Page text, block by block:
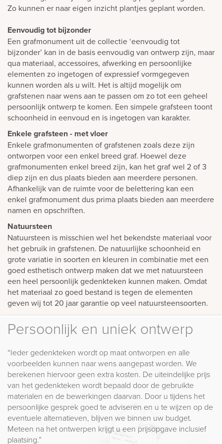
Zo kunnen er naar eigen inzicht plantjes geplant worden.
Eenvoudig tot bijzonder
Een grafmonument uit de collectie ‘eenvoudig tot
bijzonder’ kan in de basis eenvoudig van ontwerp zijn, maar
qua materiaal, accessoires, afwerking en persoonlijke
elementen zo ingetogen of expressief vormgegeven
kunnen worden als u wilt. Het is altijd mogelijk om
grafstenen naar wens aan te passen om zo tot een geheel
persoonlijk ontwerp te komen. Een simpele grafsteen toont
schoonheid in eenvoud en is ingetogen van karakter.
Enkele grafsteen - met vloer
Enkele grafmonumenten of grafstenen zoals deze zijn
ontworpen voor een enkel breed graf. Hoewel deze
grafmonumenten enkel breed zijn, kan het graf wel 2 of 3
diep zijn en dus plaats bieden aan meerdere personen.
Afhankelijk van de ruimte voor de belettering kan een
enkel grafmonument dus prima plaats bieden aan meerdere
namen en opschriften.
Natuursteen
Natuursteen is misschien wel het bekendste materiaal voor
het gebruik in grafstenen. De natuurlijke schoonheid en
grote variatie in soorten en kleuren in combinatie met een
goed esthetisch ontwerp maken dat we met natuursteen
een heel persoonlijk gedenkteken kunnen maken. Omdat
het materiaal zo goed bestand is tegen de elementen
geven wij tot 20 jaar garantie op veel natuursteensoorten.
Persoonlijk en uniek ontwerp
“Ieder gedenkteken wordt op maat ontworpen en alle
voorbeelden kunnen naar wens aangepast worden. We
berekenen hiervoor geen extra kosten. De uiteindelijke prijs
van het gedenkteken wordt bepaald door de gebruikte
materialen en de bewerkingen daarvan. Door u tijdens het
persoonlijke gesprek goed te adviseren en u te wijzen op de
eventuele alternatieven, blijven we binnen uw budget.
Meteen na het ontwerpen krijgt u een prijsopgave inclusief
plaatsing.”